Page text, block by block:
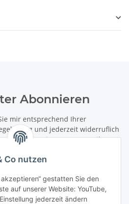
Co nutzen
gestatten Sie den
auf unserer Website: YouTube,
jederzeit ändern
Abonnieren
mir entsprechend Ihrer
und jederzeit widerruflich
Produktsortiment per E-Mail zu.